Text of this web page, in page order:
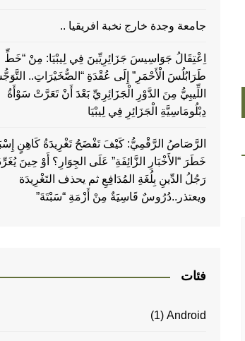
جامعة وجدة خارج نخبة افريقيا ..
اِعْتِقَالُ جَوَاسِيسَ جَزَائِرِيِّينَ فِي لِيبْيَا: مِنْ “خَطِّ
طَرَابُلُسَ الْأَحْمَرِ” إِلَى عُقْدَةِ “الصُّخَيْرَاتِ..
اللِّيبِيُّ مِنَ الدَّوْرِ الْجَزَائِرِيِّ بَعْدَ أَنْ تَعَرَّتْ سَوْأَةُ
دِبْلُومَاسِيَّةِ الْجَزَائِرِ فِي لِيبْيَا
الرَّصَاصُ الرَّقْمِيُّ: كَيْفَ تَفْضَحُ تَغْرِيدَةُ كَاهِنٍ
خَطَرَ “الأَخْبَارِ الزَّائِفَةِ” عَلَى الجِوَارِ؟ أَوْ حِينَ
رَجُلُ الدِّينِ بِلُغَةِ المُدَافِعِ ثم يحذف التَغْرِيدَة
ويعتذر..دُرُوسٌ قَاسِيَةٌ مِنْ أَزْمَةِ “سَبْتَةَ”
فئات
Android
(1)